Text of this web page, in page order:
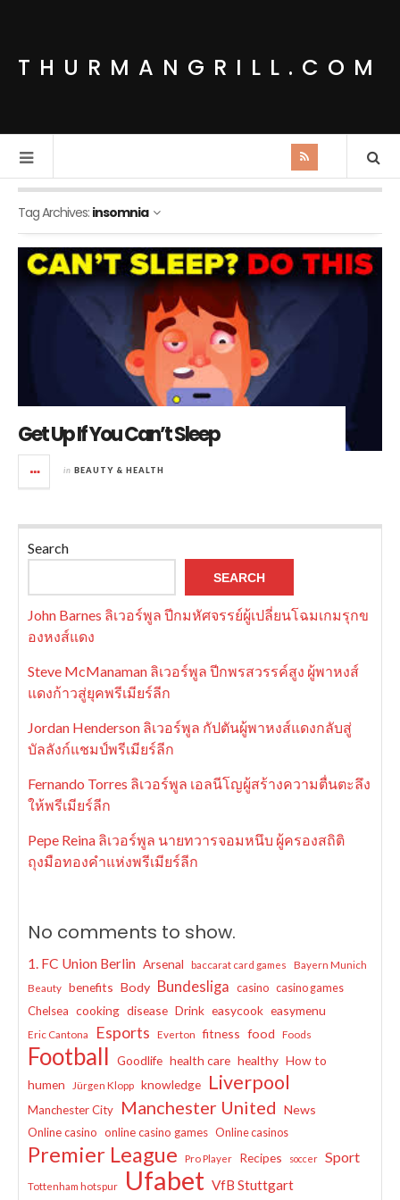
THURMANGRILL.COM
Tag Archives: insomnia
Get Up If You Can’t Sleep
in BEAUTY & HEALTH
Search
SEARCH
John Barnes ลิเวอร์พูล ปีกมหัศจรรย์ผู้เปลี่ยนโฉมเกมรุกข
องหงส์แดง
Steve McManaman ลิเวอร์พูล ปีกพรสวรรค์สูง ผู้พาหงส์
แดงก้าวสู่ยุคพรีเมียร์ลีก
Jordan Henderson ลิเวอร์พูล กัปตันผู้พาหงส์แดงกลับสู่
บัลลังก์แชมป์พรีเมียร์ลีก
Fernando Torres ลิเวอร์พูล เอลนีโญผู้สร้างความตื่นตะลึง
ให้พรีเมียร์ลีก
Pepe Reina ลิเวอร์พูล นายทวารจอมหนึบ ผู้ครองสถิติ
ถุงมือทองคำแห่งพรีเมียร์ลีก
No comments to show.
1. FC Union Berlin Arsenal baccarat card games
Bayern Munich
Beauty
benefits Body Bundesliga casino casino games
Chelsea cooking disease Drink easycook easymenu
Eric Cantona Esports Everton fitness food Foods
Football Goodlife health care healthy How to
humen
Jürgen Klopp knowledge Liverpool
Manchester City Manchester United News
Online casino online casino games Online casinos
Premier League Pro Player Recipes soccer Sport
Tottenham hotspur Ufabet VfB Stuttgart